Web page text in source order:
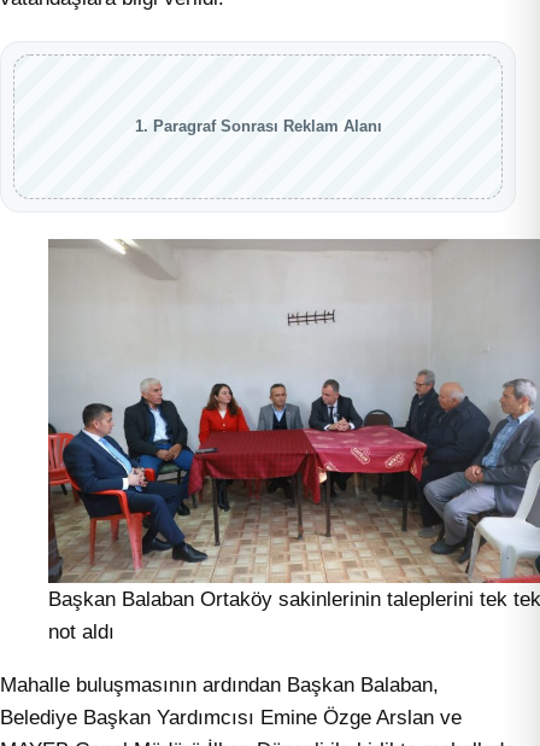
1. Paragraf Sonrası Reklam Alanı
Başkan Balaban Ortaköy sakinlerinin taleplerini tek tek
not aldı
Mahalle buluşmasının ardından Başkan Balaban,
Belediye Başkan Yardımcısı Emine Özge Arslan ve